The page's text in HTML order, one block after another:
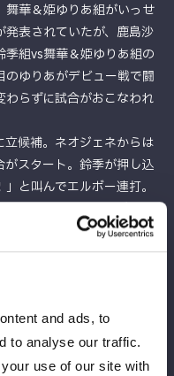
and ads, to
to analyse our traffic.
use of our site with
舞華＆姫ゆりあ組がいっせ
表されていたが、鹿島沙
組vs舞華＆姫ゆりあ組の
ゆりあがデビュー戦で闘
らずに試合がおこなわれ
候補。ネオジェネからは
スタート。鈴季が押し込
と叫んでエルボー連打。
はプロミネンス時代の血が
ＥＥＤＯＭＳの佐々木貴
スターを手に「見にこい
宣伝に一役買う。すると
が鈴季へショルダータッ
ターを狙うと、ＡＺＭが